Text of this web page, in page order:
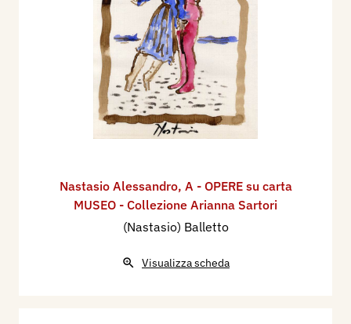
Nastasio Alessandro, A - OPERE su carta
MUSEO - Collezione Arianna Sartori
(Nastasio) Balletto
Visualizza scheda